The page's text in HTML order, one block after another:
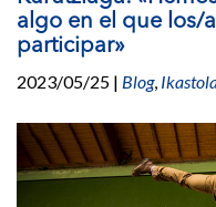
algo en el que los/
participar»
2023/05/25 | Blog,